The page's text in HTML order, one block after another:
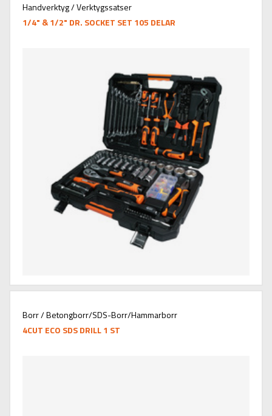
Handverktyg / Verktygssatser
1/4" & 1/2" DR. SOCKET SET 105 DELAR
Borr / Betongborr/SDS-Borr/Hammarborr
4CUT ECO SDS DRILL 1 ST